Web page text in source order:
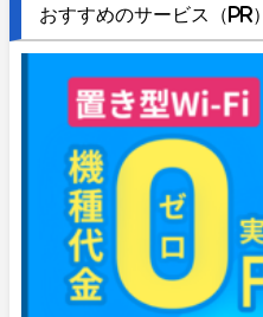
おすすめのサービス（PR）